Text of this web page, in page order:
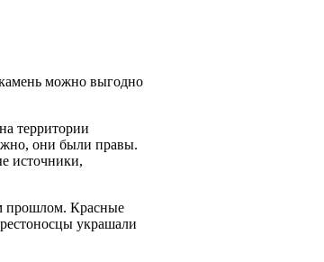
можно выгодно
территории
они были правы.
источники,
прошлом. Красные
украшали